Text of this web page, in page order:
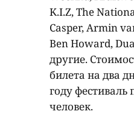
K.I.Z, The
Casper, Armin
Ben Howard,
другие.
билета на два
году фестиваль
человек.